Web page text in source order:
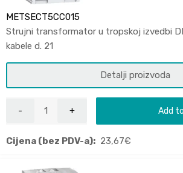
METSECT5CC015
Strujni transformator u tropskoj izvedbi
kabele d. 21
Detalji proizvoda
Add
Cijena (bez PDV-a): 23,67€